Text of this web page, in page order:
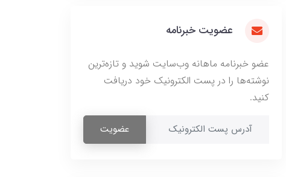
عضویت خبرنامه
عضو خبرنامه ماهانه وب‌سایت شوید و تازه‌ترین
نوشته‌ها را در پست الکترونیک خود دریافت
کنید.
عضویت